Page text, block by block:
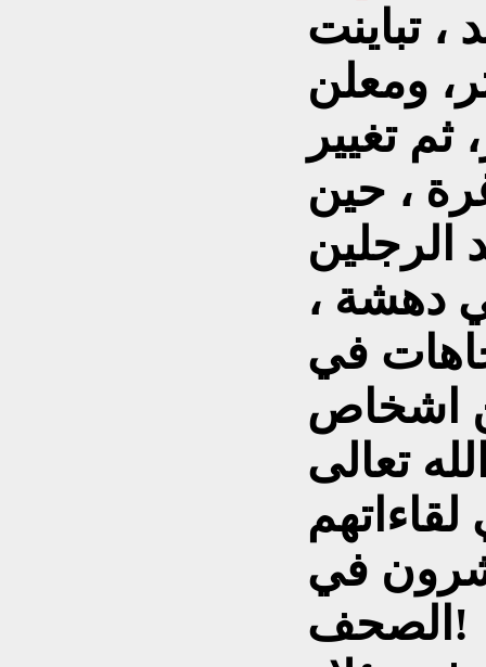
تباينت
ومعلن
تغيير
، حين
الرجلين
دهشة ،
في
اشخاص
تعالى
في
الصحف!